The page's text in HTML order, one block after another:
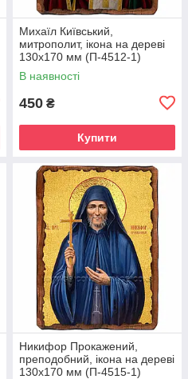
Михаїл Київський,
митрополит, ікона на дереві
130х170 мм (П-4512-1)
В наявності
450 ₴
Купити
Никифор Прокажений,
преподобний, ікона на дереві
130х170 мм (П-4515-1)